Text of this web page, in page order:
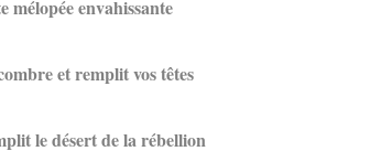
mélopée envahissante
et remplit vos têtes
le désert de la rébellion